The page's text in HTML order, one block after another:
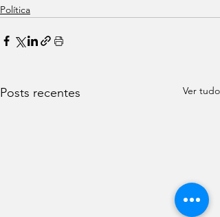
Política
Posts recentes Ver tudo